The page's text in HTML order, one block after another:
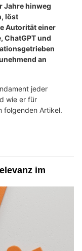
Jahre hinweg
löst
Autorität einer
ChatGPT und
an
jeder
wie er für
folgenden Artikel.
im